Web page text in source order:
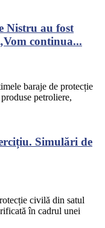
Nistru au fost
continua...
baraje de protecție
petroliere,
Simulări de
civilă din satul
în cadrul unei